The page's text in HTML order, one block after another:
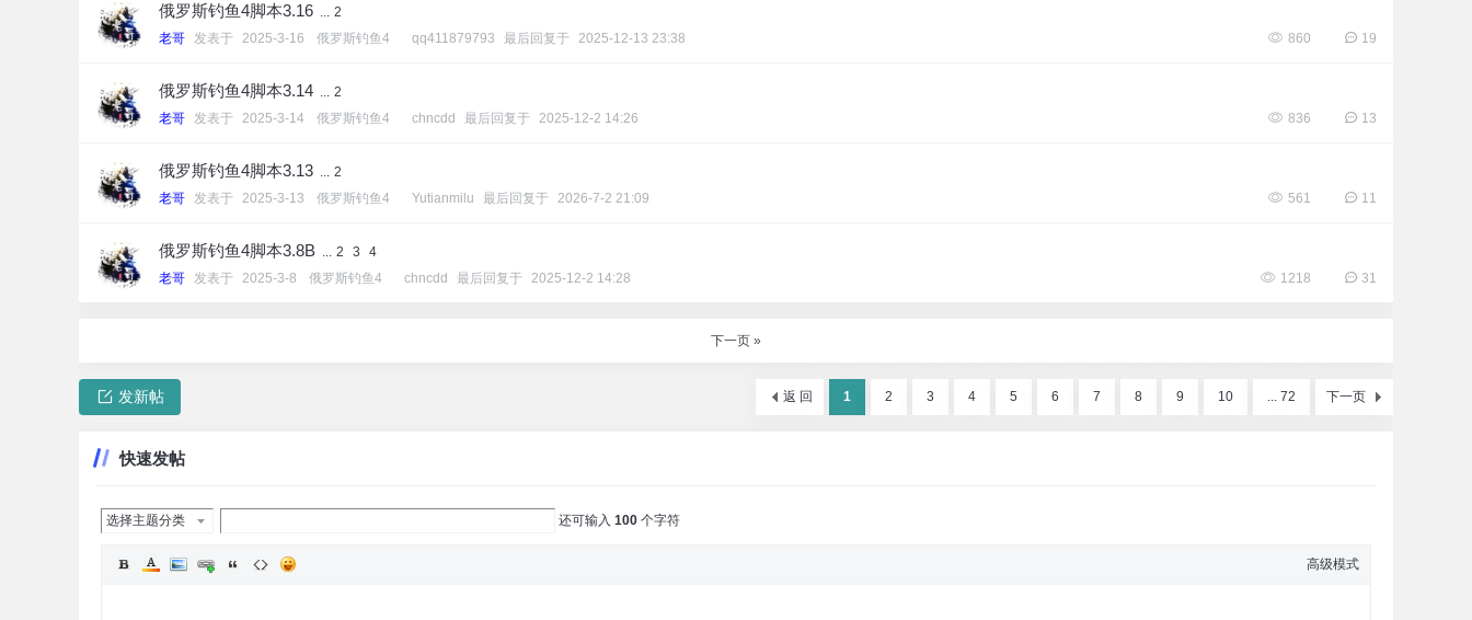
俄罗斯钓鱼4脚本3.16 ... 2
老哥 发表于 2025-3-16 俄罗斯钓鱼4 qq411879793 最后回复于 2025-12-13 23:38 19
860
俄罗斯钓鱼4脚本3.14 ... 2
老哥 发表于 2025-3-14 俄罗斯钓鱼4 chncdd 最后回复于 2025-12-2 14:26 13
836
俄罗斯钓鱼4脚本3.13 ... 2
老哥 发表于 2025-3-13 俄罗斯钓鱼4 Yutianmilu 最后回复于 2026-7-2 21:09 11
561
俄罗斯钓鱼4脚本3.8B ... 2 3
4
老哥 发表于 2025-3-8 俄罗斯钓鱼4 chncdd 最后回复于 2025-12-2 14:28 31
1218
下一页 »
1 2 3 4 5 6 7 8 9 10 ... 72 下一页
返 回
发新帖
快速发帖
选择主题分类 还可输入 100 个字符
高级模式